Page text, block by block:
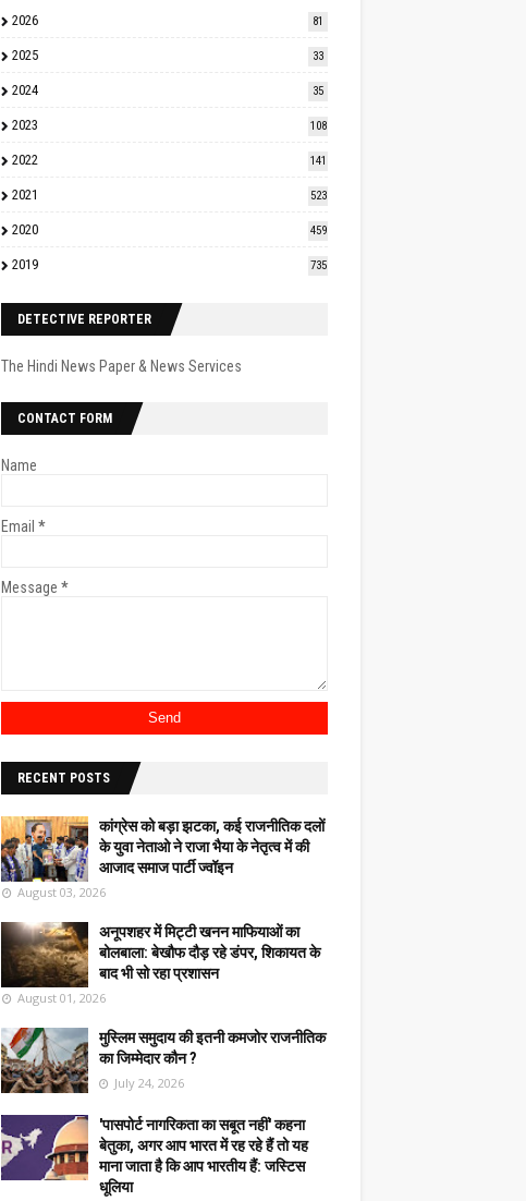
2026 81
2025 33
2024 35
2023 108
2022 141
2021 523
2020 459
2019 735
DETECTIVE REPORTER
The Hindi News Paper & News Services
CONTACT FORM
Name
Email *
Message *
RECENT POSTS
कांग्रेस को बड़ा झटका, कई राजनीतिक दलों
के युवा नेताओ ने राजा भैया के नेतृत्व में की
आजाद समाज पार्टी ज्वॉइन
August 03, 2026
अनूपशहर में मिट्टी खनन माफियाओं का
बोलबाला: बेखौफ दौड़ रहे डंपर, शिकायत के
बाद भी सो रहा प्रशासन
August 01, 2026
मुस्लिम समुदाय की इतनी कमजोर राजनीतिक
का जिम्मेदार कौन ?
July 24, 2026
'पासपोर्ट नागरिकता का सबूत नहीं' कहना
बेतुका, अगर आप भारत में रह रहे हैं तो यह
माना जाता है कि आप भारतीय हैं: जस्टिस
धूलिया